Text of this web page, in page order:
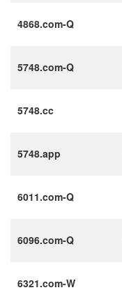
4868.com-Q
5748.com-Q
5748.cc
5748.app
6011.com-Q
6096.com-Q
6321.com-W